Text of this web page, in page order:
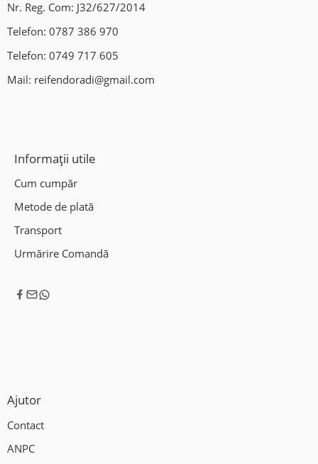
Vulcanizare;
Geometrie 3D;
Clima auto;
Hotel de roti;
Program:
Locatie:
Nr. Reg. Com: J32/627/2014
Telefon: 0787 386 970
Telefon: 0749 717 605
Mail: reifendoradi@gmail.com
Informații utile
Cum cumpăr
Metode de plată
Transport
Urmărire Comandă
Ajutor
Contact
ANPC